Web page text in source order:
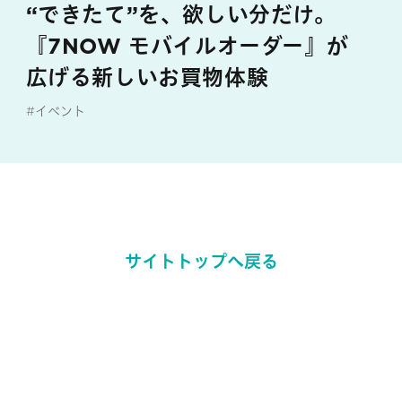
“できたて”を、欲しい分だけ。
『7NOW モバイルオーダー』が
広げる新しいお買物体験
#イベント
サイトトップへ戻る